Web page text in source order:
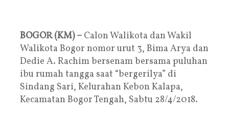
BOGOR (KM) – Calon Walikota dan Wakil
Walikota Bogor nomor urut 3, Bima Arya dan
Dedie A. Rachim bersenam bersama puluhan
ibu rumah tangga saat “bergerilya” di
Sindang Sari, Kelurahan Kebon Kalapa,
Kecamatan Bogor Tengah, Sabtu 28/4/2018.